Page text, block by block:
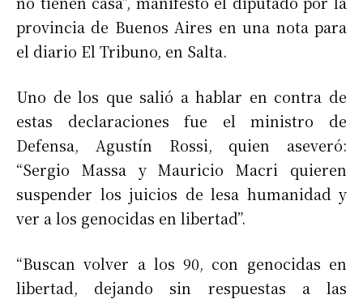
provincia de Buenos Aires en una nota para
el diario El Tribuno, en Salta.
Uno de los que salió a hablar en contra de
estas declaraciones fue el ministro de
Defensa, Agustín Rossi, quien aseveró:
“Sergio Massa y Mauricio Macri quieren
suspender los juicios de lesa humanidad y
ver a los genocidas en libertad”.
“Buscan volver a los 90, con genocidas en
libertad, dejando sin respuestas a las